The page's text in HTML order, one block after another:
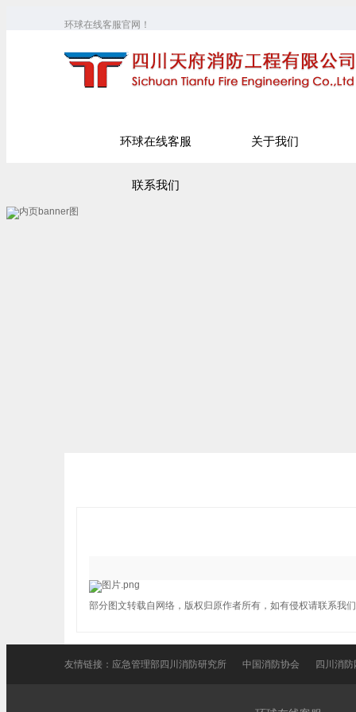
环球在线客服官网！
环球在线客服 关于我们
联系我们
部分图文转载自网络，版权归原作者所有，如有侵权请联系我
友情链接： 应急管理部四川消防研究所 中国消防协会 四川消防